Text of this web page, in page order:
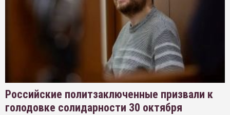
Российские политзаключенные призвали к
голодовке солидарности 30 октября